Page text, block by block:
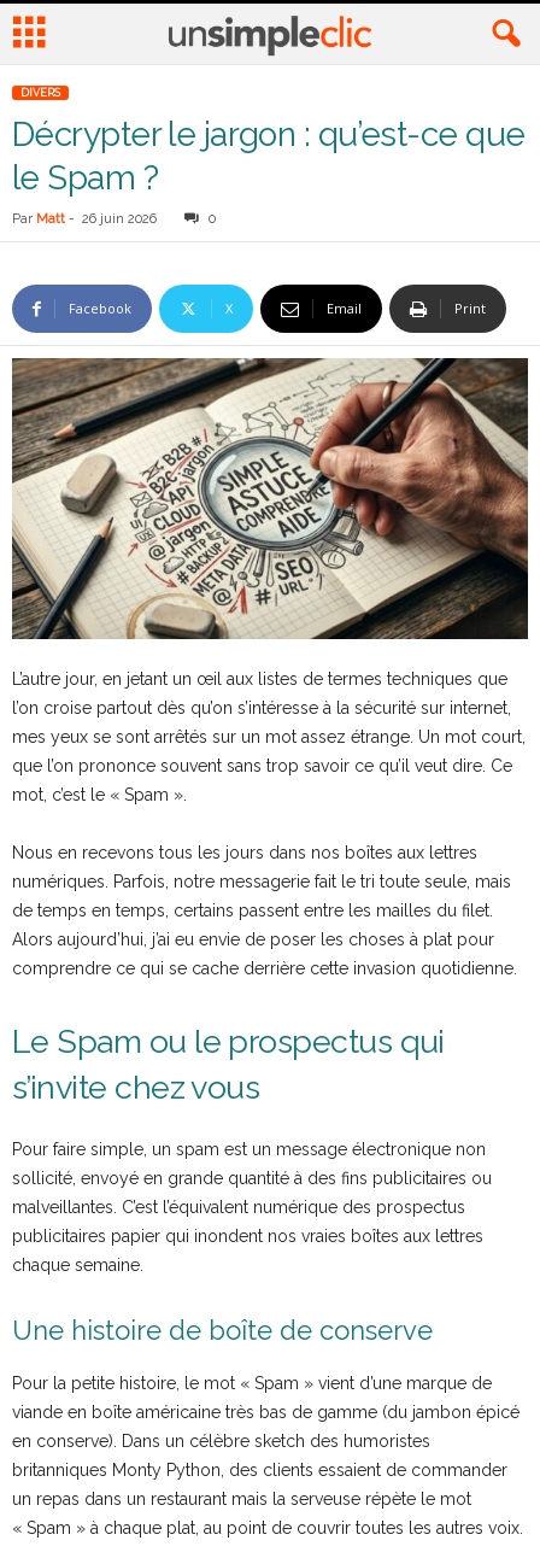
DIVERS
Décrypter le jargon : qu’est-ce que
le Spam ?
Par Matt - 26 juin 2026 0
Facebook X Email Print
L’autre jour, en jetant un œil aux listes de termes techniques que
l’on croise partout dès qu’on s’intéresse à la sécurité sur internet,
mes yeux se sont arrêtés sur un mot assez étrange. Un mot court,
que l’on prononce souvent sans trop savoir ce qu’il veut dire. Ce
mot, c’est le « Spam ».
Nous en recevons tous les jours dans nos boîtes aux lettres
numériques. Parfois, notre messagerie fait le tri toute seule, mais
de temps en temps, certains passent entre les mailles du filet.
Alors aujourd’hui, j’ai eu envie de poser les choses à plat pour
comprendre ce qui se cache derrière cette invasion quotidienne.
Le Spam ou le prospectus qui
s’invite chez vous
Pour faire simple, un spam est un message électronique non
sollicité, envoyé en grande quantité à des fins publicitaires ou
malveillantes. C’est l’équivalent numérique des prospectus
publicitaires papier qui inondent nos vraies boîtes aux lettres
chaque semaine.
Une histoire de boîte de conserve
Pour la petite histoire, le mot « Spam » vient d’une marque de
viande en boîte américaine très bas de gamme (du jambon épicé
en conserve). Dans un célèbre sketch des humoristes
britanniques Monty Python, des clients essaient de commander
un repas dans un restaurant mais la serveuse répète le mot
« Spam » à chaque plat, au point de couvrir toutes les autres voix.